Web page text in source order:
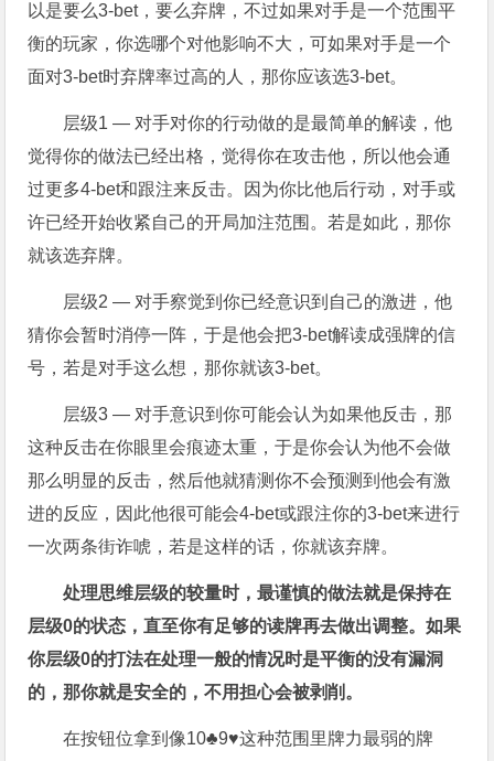
以是要么3-bet，要么弃牌，不过如果对手是一个范围平
衡的玩家，你选哪个对他影响不大，可如果对手是一个
面对3-bet时弃牌率过高的人，那你应该选3-bet。
层级1 — 对手对你的行动做的是最简单的解读，他
觉得你的做法已经出格，觉得你在攻击他，所以他会通
过更多4-bet和跟注来反击。因为你比他后行动，对手或
许已经开始收紧自己的开局加注范围。若是如此，那你
就该选弃牌。
层级2 — 对手察觉到你已经意识到自己的激进，他
猜你会暂时消停一阵，于是他会把3-bet解读成强牌的信
号，若是对手这么想，那你就该3-bet。
层级3 — 对手意识到你可能会认为如果他反击，那
这种反击在你眼里会痕迹太重，于是你会认为他不会做
那么明显的反击，然后他就猜测你不会预测到他会有激
进的反应，因此他很可能会4-bet或跟注你的3-bet来进行
一次两条街诈唬，若是这样的话，你就该弃牌。
处理思维层级的较量时，最谨慎的做法就是保持在
层级0的状态，直至你有足够的读牌再去做出调整。如果
你层级0的打法在处理一般的情况时是平衡的没有漏洞
的，那你就是安全的，不用担心会被剥削。
在按钮位拿到像10♣9♥这种范围里牌力最弱的牌